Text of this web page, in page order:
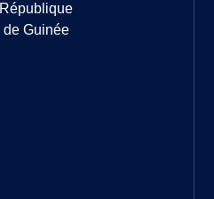
République
de Guinée